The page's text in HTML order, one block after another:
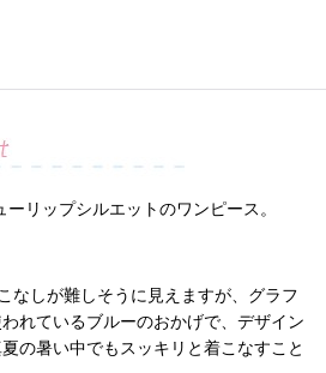
リップシルエットのワンピース。
なしが難しそうに見えますが、グラフ
れているブルーのおかげで、デザイン
の暑い中でもスッキリと着こなすこと